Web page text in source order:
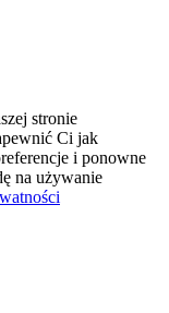
stronie
Ci jak
i ponowne
na używanie